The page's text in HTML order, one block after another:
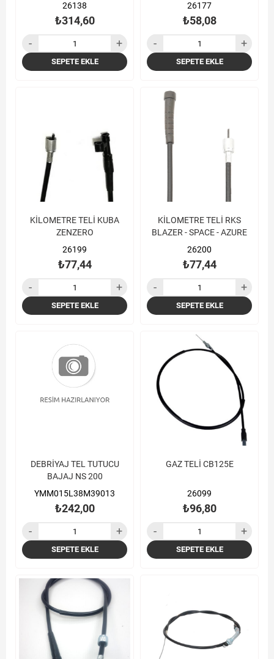
26138
₺314,60
SEPETE EKLE
26177
₺58,08
SEPETE EKLE
KİLOMETRE TELİ KUBA
ZENZERO
26199
₺77,44
SEPETE EKLE
KİLOMETRE TELİ RKS
BLAZER - SPACE - AZURE
26200
₺77,44
SEPETE EKLE
DEBRİYAJ TEL TUTUCU
BAJAJ NS 200
YMM015L38M39013
₺242,00
SEPETE EKLE
GAZ TELİ CB125E
26099
₺96,80
SEPETE EKLE